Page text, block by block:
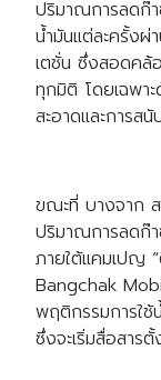
Search
for:
ปริมาณการลดก๊า
น้ำมันแต่ละครั้ง
เตชั่น ซึ่งสอดคล้
ทุกมิติ โดยเฉพา
สะอาดและการส
ขณะที่ บางจาก
ปริมาณการลดก๊า
ภายใต้แคมเปญ
Bangchak
พฤติกรรมการใช้
ซึ่งจะเริ่มสื่อสาร